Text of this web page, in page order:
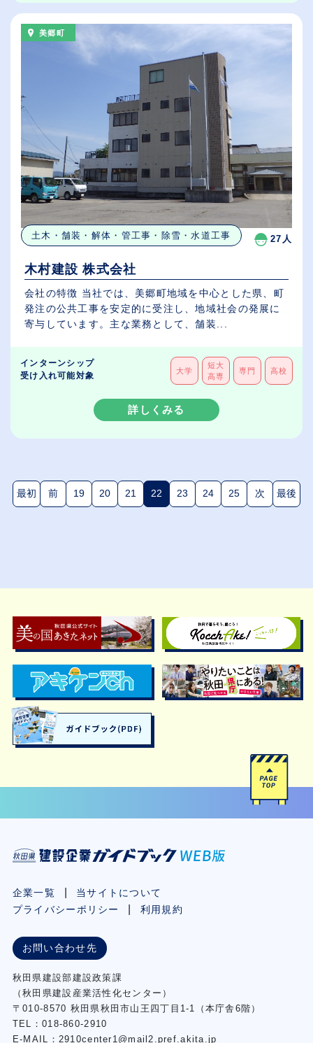
美郷町
土木・舗装・解体・管工事・除雪・水道工事 27人
木村建設 株式会社
会社の特徴 当社では、美郷町地域を中心とした県、町
発注の公共工事を安定的に受注し、地域社会の発展に
寄与しています。主な業務として、舗装...
インターンシップ
受け入れ可能対象
大学
短大
高専
専門 高校
詳しくみる
最初 前 19 20 21 22(現在のページ)
23 24 25 次 最後
企業一覧
当サイトについて
プライバシーポリシー
利用規約
お問い合わせ先
秋⽥県建設部建設政策課
（秋⽥県建設産業活性化センター）
〒010-8570 秋田県秋田市⼭王四丁⽬1-1（本庁舎6階）
TEL：018-860-2910
E-MAIL：2910center1@mail2.pref.akita.jp